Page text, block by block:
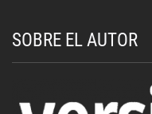
SOBRE EL AUTOR